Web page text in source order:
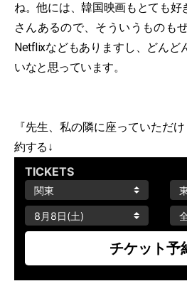
ね。他には、韓国映画もとても好
さんあるので、そういうものも
Netflixなどもありますし、どんど
いなと思っています。
『先生、私の隣に座っていただ
約する↓